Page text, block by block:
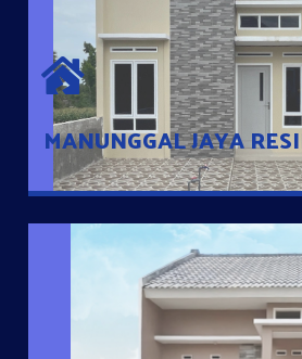
MANUNGGAL JAYA
MANUNGGAL JAYA
Cluster Exclusive dengan one Gate
mini dan memiliki jarak 200m dari jalan
dengan pusat kota
MUTIARA KOPEN